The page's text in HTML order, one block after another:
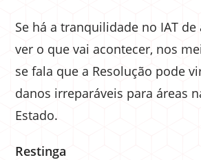
Se há a tranquilidade no IAT
ver o que vai acontecer, nos
se fala que a Resolução pode
danos irreparáveis para áreas
Estado.
Restinga